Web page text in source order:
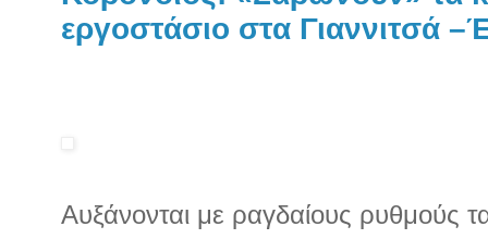
εργοστάσιο στα Γιαννιτσά
Αυξάνονται με ραγδαίους ρυθμούς